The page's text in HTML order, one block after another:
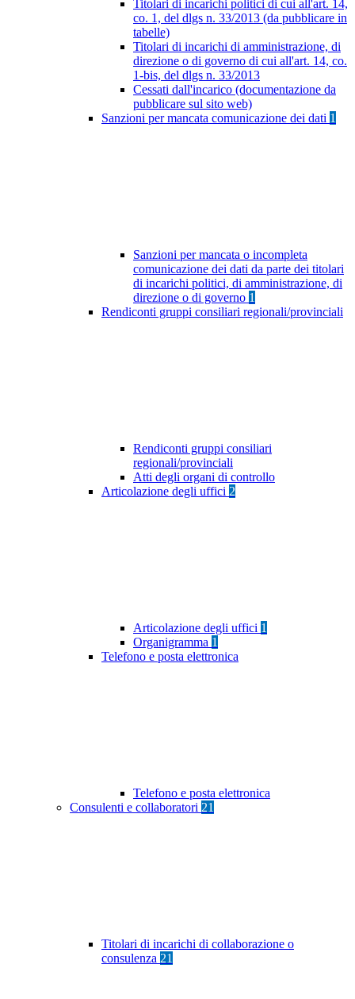
Titolari di incarichi politici di cui all'art. 14,
co. 1, del dlgs n. 33/2013 (da pubblicare in
tabelle)
Titolari di incarichi di amministrazione, di
direzione o di governo di cui all'art. 14, co.
1-bis, del dlgs n. 33/2013
Cessati dall'incarico (documentazione da
pubblicare sul sito web)
Sanzioni per mancata comunicazione dei dati 1
Sanzioni per mancata o incompleta
comunicazione dei dati da parte dei titolari
di incarichi politici, di amministrazione, di
direzione o di governo 1
Rendiconti gruppi consiliari regionali/provinciali
Rendiconti gruppi consiliari
regionali/provinciali
Atti degli organi di controllo
Articolazione degli uffici 2
Articolazione degli uffici 1
Organigramma 1
Telefono e posta elettronica
Telefono e posta elettronica
Consulenti e collaboratori 21
Titolari di incarichi di collaborazione o
consulenza 21